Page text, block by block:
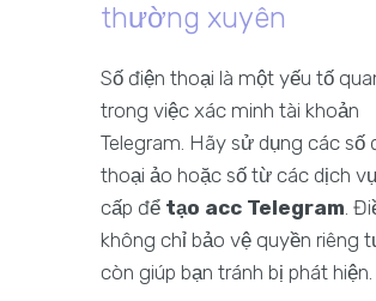
thường xuyên
Số điện thoại là một yếu tố
trong việc xác minh tài khoản
Telegram. Hãy sử dụng các số
thoại ảo hoặc số từ các dịch
cấp để tạo acc Telegram.
không chỉ bảo vệ quyền riêng
còn giúp bạn tránh bị phát hiện.